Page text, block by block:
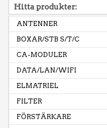
Hitta produkter:
ANTENNER
BOXAR/STB S/T/C
CA-MODULER
DATA/LAN/WIFI
ELMATRIEL
FILTER
FÖRSTÄRKARE